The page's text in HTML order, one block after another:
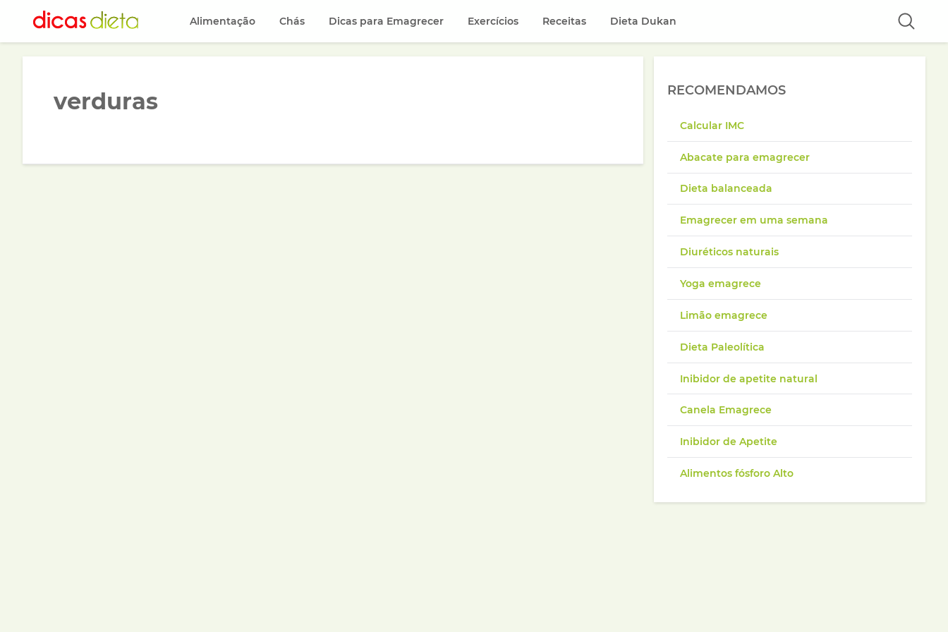
Alimentação Chás Dicas para Emagrecer Exercícios Receitas Dieta Dukan
verduras RECOMENDAMOS
Calcular IMC
Abacate para emagrecer
Dieta balanceada
Emagrecer em uma semana
Diuréticos naturais
Yoga emagrece
Limão emagrece
Dieta Paleolítica
Inibidor de apetite natural
Canela Emagrece
Inibidor de Apetite
Alimentos fósforo Alto